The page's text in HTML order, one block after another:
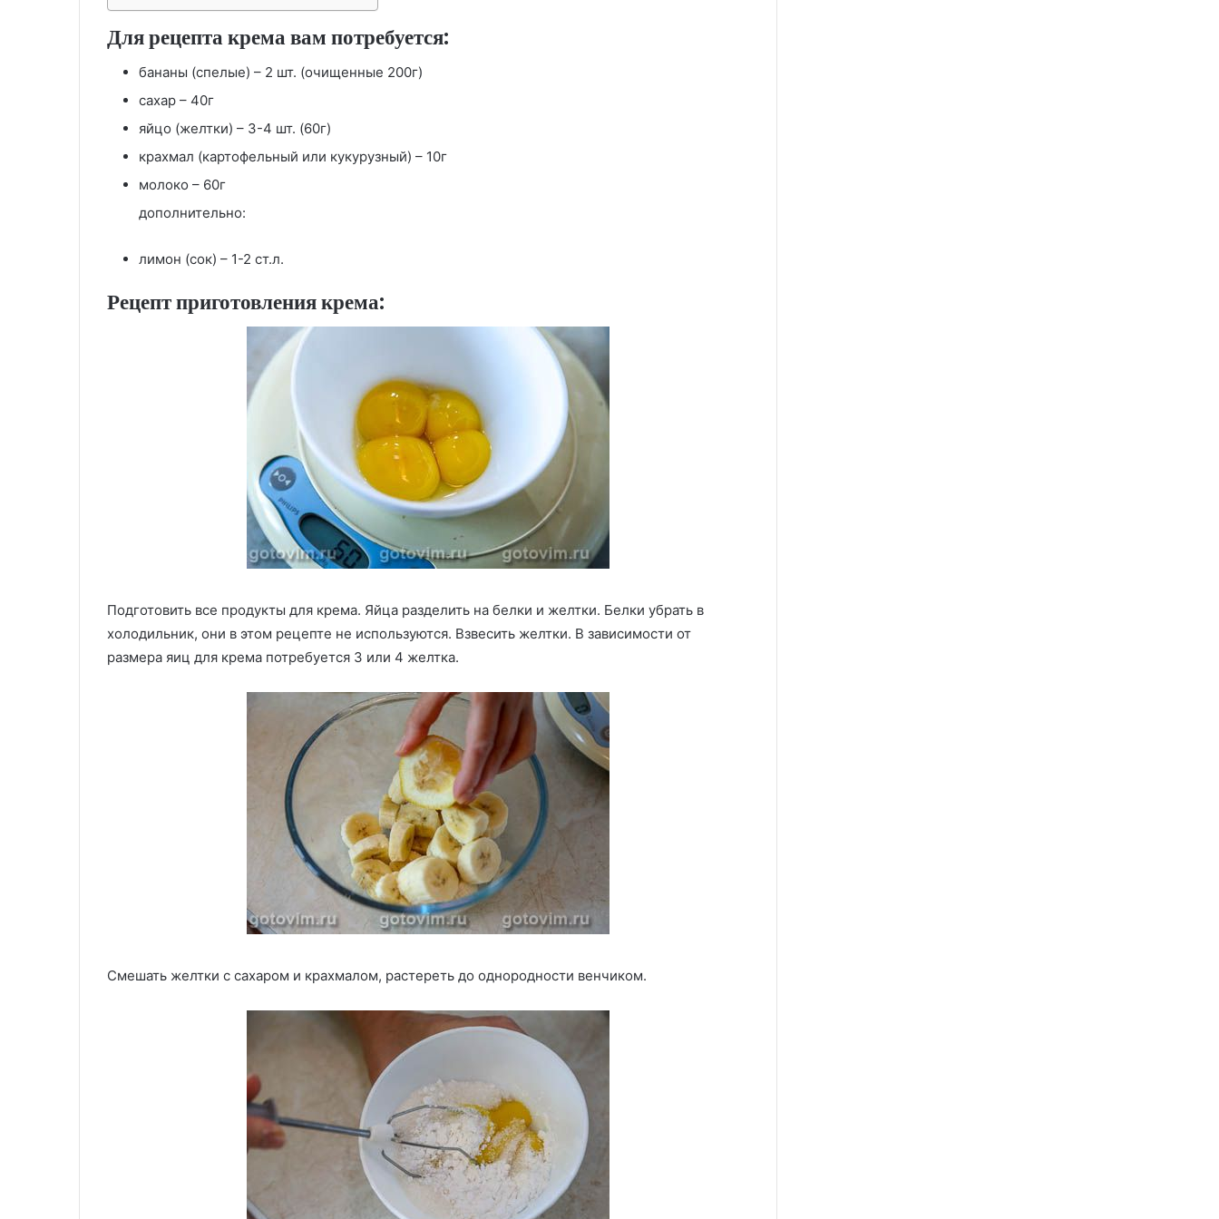
Для рецепта крема вам потребуется:
бананы (спелые) – 2 шт. (очищенные 200г)
сахар – 40г
яйцо (желтки) – 3-4 шт. (60г)
крахмал (картофельный или кукурузный) – 10г
молоко – 60г
дополнительно:
лимон (сок) – 1-2 ст.л.
Рецепт приготовления крема:
Подготовить все продукты для крема. Яйца разделить на белки и желтки. Белки убрать в
холодильник, они в этом рецепте не используются. Взвесить желтки. В зависимости от
размера яиц для крема потребуется 3 или 4 желтка.
Смешать желтки с сахаром и крахмалом, растереть до однородности венчиком.